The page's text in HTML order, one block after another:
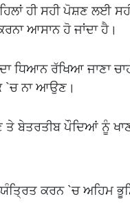
ਹੀ ਸਹੀ ਪੋਸ਼ਣ ਲਈ
ਆਸਾਨ ਹੋ ਜਾਂਦਾ ਹੈ।
ਰੱਖਿਆ ਜਾਣਾ
`ਚ ਨਾ ਆਉਣ।
ਬੇਤਰਤੀਬ ਪੌਦਿਆਂ ਨੂੰ ਖਾਣ
ਕਰਨ `ਚ ਅਹਿਮ